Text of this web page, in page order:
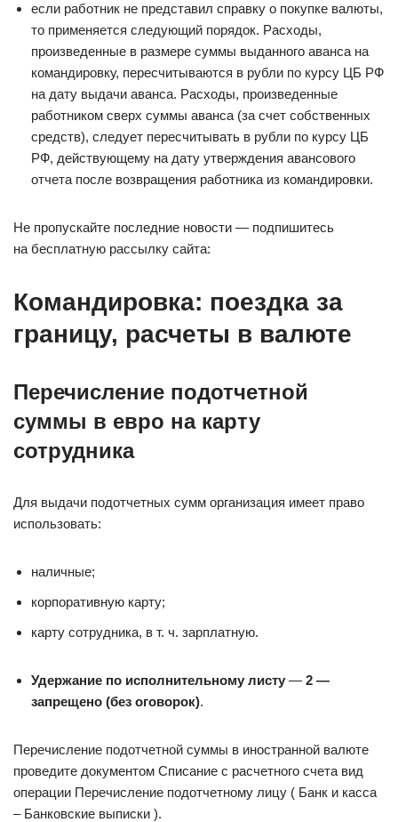
если работник не представил справку о покупке валюты,
то применяется следующий порядок. Расходы,
произведенные в размере суммы выданного аванса на
командировку, пересчитываются в рубли по курсу ЦБ РФ
на дату выдачи аванса. Расходы, произведенные
работником сверх суммы аванса (за счет собственных
средств), следует пересчитывать в рубли по курсу ЦБ
РФ, действующему на дату утверждения авансового
отчета после возвращения работника из командировки.
Не пропускайте последние новости — подпишитесь
на бесплатную рассылку сайта:
Командировка: поездка за
границу, расчеты в валюте
Перечисление подотчетной
суммы в евро на карту
сотрудника
Для выдачи подотчетных сумм организация имеет право
использовать:
наличные;
корпоративную карту;
карту сотрудника, в т. ч. зарплатную.
Удержание по исполнительному листу — 2 —
запрещено (без оговорок).
Перечисление подотчетной суммы в иностранной валюте
проведите документом Списание с расчетного счета вид
операции Перечисление подотчетному лицу ( Банк и касса
– Банковские выписки ).